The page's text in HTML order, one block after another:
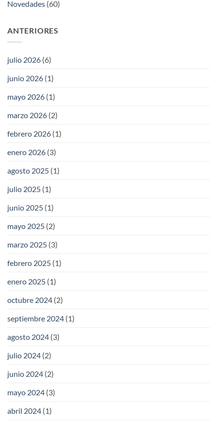
Novedades (60)
ANTERIORES
julio 2026 (6)
junio 2026 (1)
mayo 2026 (1)
marzo 2026 (2)
febrero 2026 (1)
enero 2026 (3)
agosto 2025 (1)
julio 2025 (1)
junio 2025 (1)
mayo 2025 (2)
marzo 2025 (3)
febrero 2025 (1)
enero 2025 (1)
octubre 2024 (2)
septiembre 2024 (1)
agosto 2024 (3)
julio 2024 (2)
junio 2024 (2)
mayo 2024 (3)
abril 2024 (1)